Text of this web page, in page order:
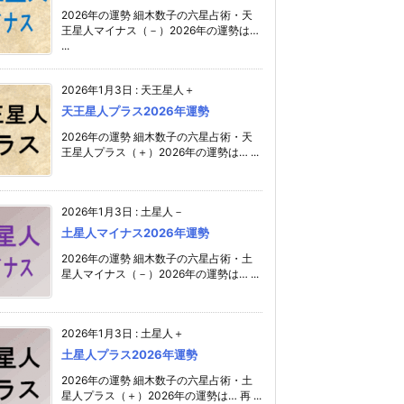
2026年の運勢 細木数子の六星占術・天
王星人マイナス（－）2026年の運勢は…
...
2026年1月3日 : 天王星人＋
天王星人プラス2026年運勢
2026年の運勢 細木数子の六星占術・天
王星人プラス（＋）2026年の運勢は… ...
2026年1月3日 : 土星人－
土星人マイナス2026年運勢
2026年の運勢 細木数子の六星占術・土
星人マイナス（－）2026年の運勢は… ...
2026年1月3日 : 土星人＋
土星人プラス2026年運勢
2026年の運勢 細木数子の六星占術・土
星人プラス（＋）2026年の運勢は… 再 ...